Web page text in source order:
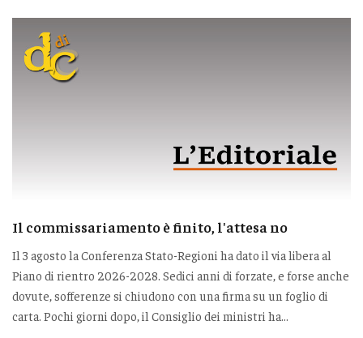
Il commissariamento è finito, l'attesa no
Il 3 agosto la Conferenza Stato-Regioni ha dato il via libera al
Piano di rientro 2026-2028. Sedici anni di forzate, e forse anche
dovute, sofferenze si chiudono con una firma su un foglio di
carta. Pochi giorni dopo, il Consiglio dei ministri ha...